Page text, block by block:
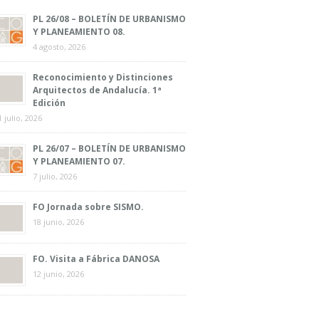
PL 26/08 – BOLETÍN DE URBANISMO
Y PLANEAMIENTO 08.
4 agosto, 2026
Reconocimiento y Distinciones
Arquitectos de Andalucía. 1ª
Edición
julio, 2026
PL 26/07 – BOLETÍN DE URBANISMO
Y PLANEAMIENTO 07.
7 julio, 2026
FO Jornada sobre SISMO.
18 junio, 2026
FO. Visita a Fábrica DANOSA
12 junio, 2026